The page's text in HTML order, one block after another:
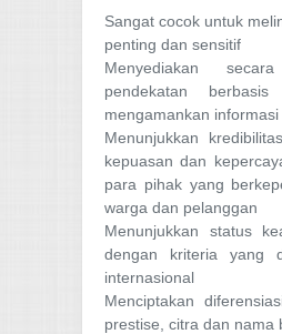
Sangat cocok untuk
penting dan sensitif
Menyediakan secara
pendekatan
mengamankan
Menunjukkan
kepuasan dan
para pihak yang
warga dan pelanggan
Menunjukkan status
dengan kriteria yang
internasional
Menciptakan
prestise, citra dan nama